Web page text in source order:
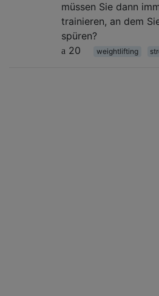
müssen Sie dann
trainieren, an dem
spüren?
20
weightlifting